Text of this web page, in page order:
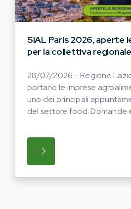
SIAL Paris 2026, aperte
per la collettiva regionale
28/07/2026 - Regione
portano le imprese
uno dei principali
del settore food. Domande
SU REGIONE LAZIO